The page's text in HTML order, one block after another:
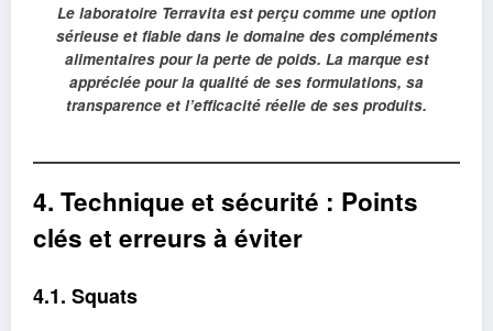
Le laboratoire Terravita est perçu comme une option
sérieuse et fiable dans le domaine des compléments
alimentaires pour la perte de poids. La marque est
appréciée pour la qualité de ses formulations, sa
transparence et l’efficacité réelle de ses produits.
4. Technique et sécurité : Points
clés et erreurs à éviter
4.1. Squats